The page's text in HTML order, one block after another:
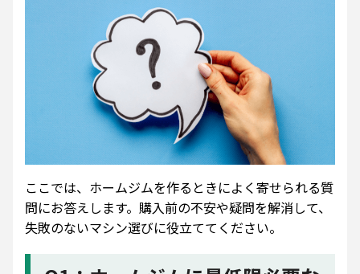
ここでは、ホームジムを作るときによく寄せられる質
問にお答えします。購入前の不安や疑問を解消して、
失敗のないマシン選びに役立ててください。